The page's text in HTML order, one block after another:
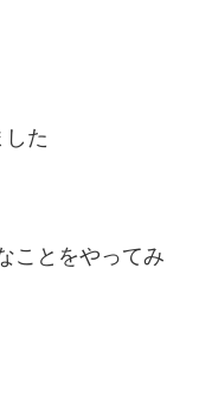
た
ことをやってみ